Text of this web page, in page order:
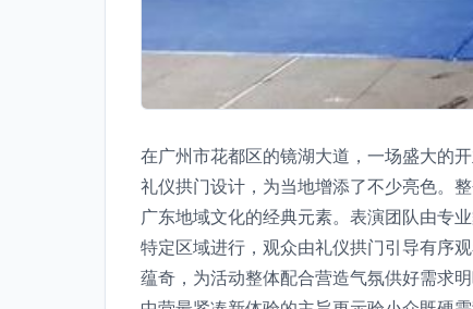
在广州市花都区的镜湖大道，一场盛大的
礼仪拱门设计，为当地增添了不少亮色。
广东地域文化的经典元素。表演团队由专
特定区域进行，观众由礼仪拱门引导有序
蕴奇，为活动整体配合营造气氛供好需求